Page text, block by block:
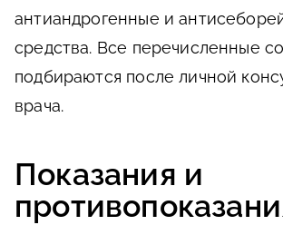
антиандрогенные и
средства. Все перечисленные
подбираются после личной
врача.
Показания и